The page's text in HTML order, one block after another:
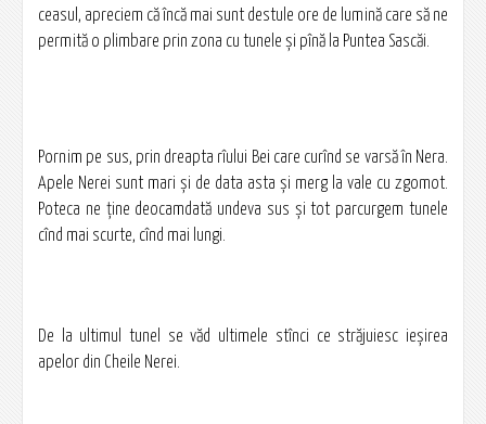
ceasul, apreciem că încă mai sunt destule ore de lumină care să ne
permită o plimbare prin zona cu tunele și pînă la Puntea Sascăi.
Pornim pe sus, prin dreapta rîului Bei care curînd se varsă în Nera.
Apele Nerei sunt mari și de data asta și merg la vale cu zgomot.
Poteca ne ține deocamdată undeva sus și tot parcurgem tunele
cînd mai scurte, cînd mai lungi.
De la ultimul tunel se văd ultimele stînci ce străjuiesc ieșirea
apelor din Cheile Nerei.